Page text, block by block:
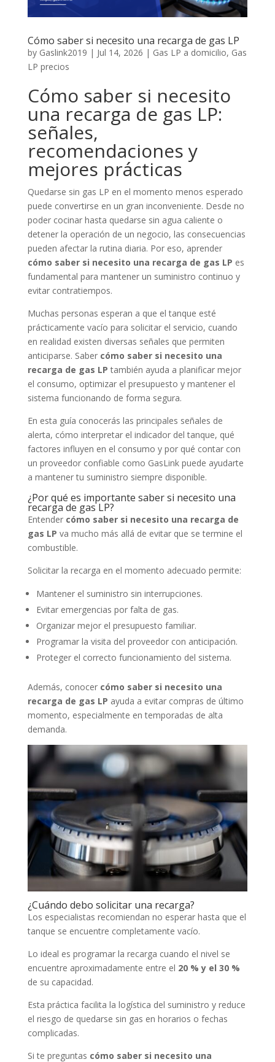
Cómo saber si necesito una recarga de gas LP
by Gaslink2019 | Jul 14, 2026 | Gas LP a domicilio, Gas
LP precios
Cómo saber si necesito
una recarga de gas LP:
señales,
recomendaciones y
mejores prácticas
Quedarse sin gas LP en el momento menos esperado
puede convertirse en un gran inconveniente. Desde no
poder cocinar hasta quedarse sin agua caliente o
detener la operación de un negocio, las consecuencias
pueden afectar la rutina diaria. Por eso, aprender
cómo saber si necesito una recarga de gas LP es
fundamental para mantener un suministro continuo y
evitar contratiempos.
Muchas personas esperan a que el tanque esté
prácticamente vacío para solicitar el servicio, cuando
en realidad existen diversas señales que permiten
anticiparse. Saber cómo saber si necesito una
recarga de gas LP también ayuda a planificar mejor
el consumo, optimizar el presupuesto y mantener el
sistema funcionando de forma segura.
En esta guía conocerás las principales señales de
alerta, cómo interpretar el indicador del tanque, qué
factores influyen en el consumo y por qué contar con
un proveedor confiable como GasLink puede ayudarte
a mantener tu suministro siempre disponible.
¿Por qué es importante saber si necesito una
recarga de gas LP?
Entender cómo saber si necesito una recarga de
gas LP va mucho más allá de evitar que se termine el
combustible.
Solicitar la recarga en el momento adecuado permite:
Mantener el suministro sin interrupciones.
Evitar emergencias por falta de gas.
Organizar mejor el presupuesto familiar.
Programar la visita del proveedor con anticipación.
Proteger el correcto funcionamiento del sistema.
Además, conocer cómo saber si necesito una
recarga de gas LP ayuda a evitar compras de último
momento, especialmente en temporadas de alta
demanda.
¿Cuándo debo solicitar una recarga?
Los especialistas recomiendan no esperar hasta que el
tanque se encuentre completamente vacío.
Lo ideal es programar la recarga cuando el nivel se
encuentre aproximadamente entre el 20 % y el 30 %
de su capacidad.
Esta práctica facilita la logística del suministro y reduce
el riesgo de quedarse sin gas en horarios o fechas
complicadas.
Si te preguntas cómo saber si necesito una